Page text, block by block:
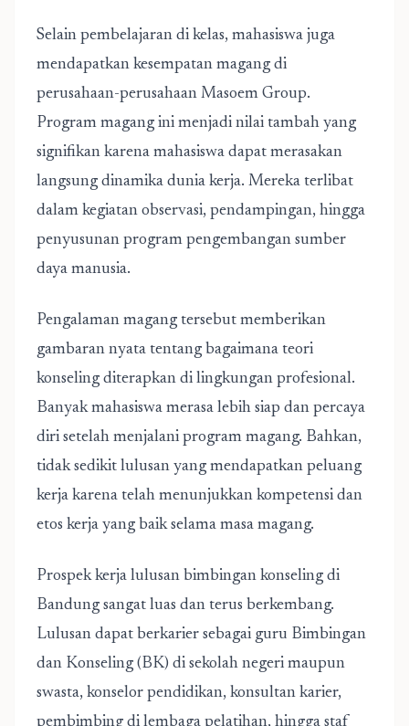
Selain pembelajaran di kelas, mahasiswa juga
mendapatkan kesempatan magang di
perusahaan-perusahaan Masoem Group.
Program magang ini menjadi nilai tambah yang
signifikan karena mahasiswa dapat merasakan
langsung dinamika dunia kerja. Mereka terlibat
dalam kegiatan observasi, pendampingan, hingga
penyusunan program pengembangan sumber
daya manusia.
Pengalaman magang tersebut memberikan
gambaran nyata tentang bagaimana teori
konseling diterapkan di lingkungan profesional.
Banyak mahasiswa merasa lebih siap dan percaya
diri setelah menjalani program magang. Bahkan,
tidak sedikit lulusan yang mendapatkan peluang
kerja karena telah menunjukkan kompetensi dan
etos kerja yang baik selama masa magang.
Prospek kerja lulusan bimbingan konseling di
Bandung sangat luas dan terus berkembang.
Lulusan dapat berkarier sebagai guru Bimbingan
dan Konseling (BK) di sekolah negeri maupun
swasta, konselor pendidikan, konsultan karier,
pembimbing di lembaga pelatihan, hingga staf